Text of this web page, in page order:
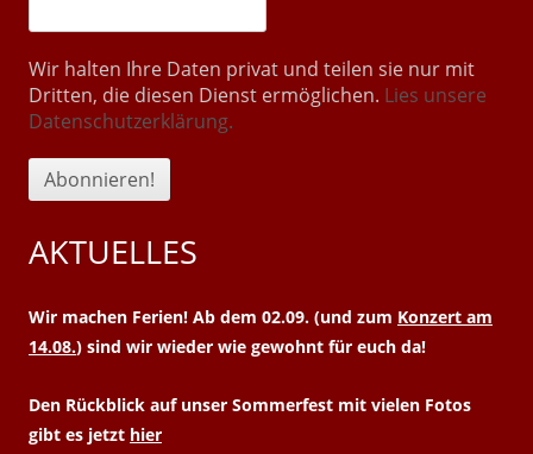
Wir halten Ihre Daten privat und teilen sie nur mit
Dritten, die diesen Dienst ermöglichen. Lies unsere
Datenschutzerklärung.
AKTUELLES
Wir machen Ferien! Ab dem 02.09. (und zum Konzert am
14.08.) sind wir wieder wie gewohnt für euch da!
Den Rückblick auf unser Sommerfest mit vielen Fotos
gibt es jetzt hier